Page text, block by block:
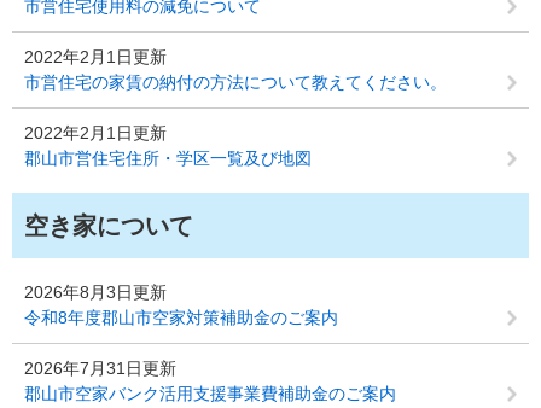
市営住宅使用料の減免について
2022年2月1日更新
市営住宅の家賃の納付の方法について教えてください。
2022年2月1日更新
郡山市営住宅住所・学区一覧及び地図
空き家について
2026年8月3日更新
令和8年度郡山市空家対策補助金のご案内
2026年7月31日更新
郡山市空家バンク活用支援事業費補助金のご案内